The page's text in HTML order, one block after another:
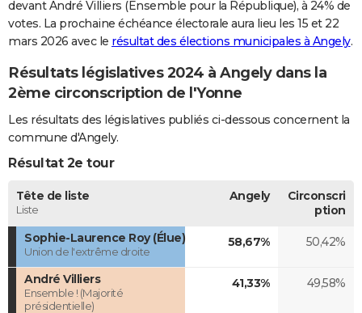
S'inscrire
Se connecter
Lycées
Collèges
Primaires
Universités
Entreprises
Service militaire
Avis de recherche
AVIS DE DÉCÈS
devant André Villiers (Ensemble pour la République), à 24% de
votes. La prochaine échéance électorale aura lieu les 15 et 22
mars 2026 avec le résultat des élections municipales à Angely.
Résultats législatives 2024 à Angely dans la
2ème circonscription de l'Yonne
Les résultats des législatives publiés ci-dessous concernent la
commune d'Angely.
Résultat 2e tour
Tête de liste
Liste
Angely
Circonscri
ption
Sophie-Laurence Roy (Élue)
Union de l'extrême droite
58,67% 50,42%
André Villiers
Ensemble ! (Majorité
présidentielle)
41,33% 49,58%